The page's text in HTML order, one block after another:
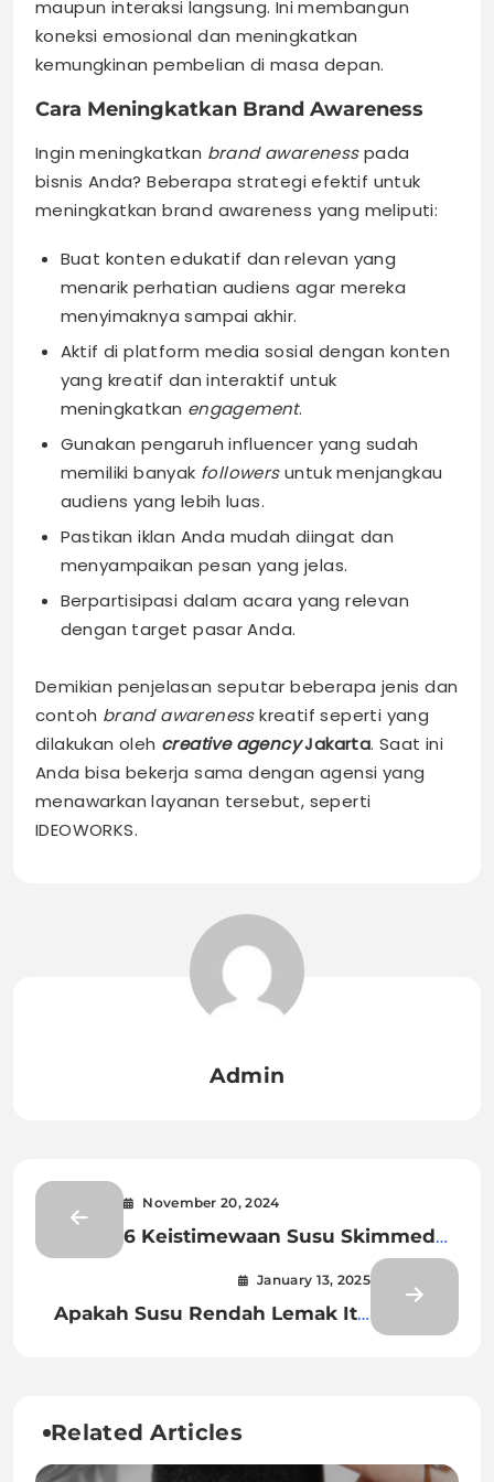
maupun interaksi langsung. Ini membangun
koneksi emosional dan meningkatkan
kemungkinan pembelian di masa depan.
Cara Meningkatkan Brand Awareness
Ingin meningkatkan brand awarenesspada
bisnis Anda? Beberapa strategi efektif untuk
meningkatkan brand awareness yang meliputi:
Buat konten edukatif dan relevan yang
menarik perhatian audiens agar mereka
menyimaknya sampai akhir.
Aktif di platform media sosial dengan konten
yang kreatif dan interaktif untuk
meningkatkan engagement.
Gunakan pengaruh influencer yang sudah
memiliki banyak followersuntuk menjangkau
audiens yang lebih luas.
Pastikan iklan Anda mudah diingat dan
menyampaikan pesan yang jelas.
Berpartisipasi dalam acara yang relevan
dengan target pasar Anda.
Demikian penjelasan seputar beberapa jenis dan
contoh brand awarenesskreatif seperti yang
dilakukan oleh creative agencyJakarta. Saat ini
Anda bisa bekerja sama dengan agensi yang
menawarkan layanan tersebut, seperti
IDEOWORKS.
Admin
November 20, 2024
6 Keistimewaan Susu Skimmed
Dibandingkan Susu Biasa
January 13, 2025
Apakah Susu Rendah Lemak Itu
Related Articles